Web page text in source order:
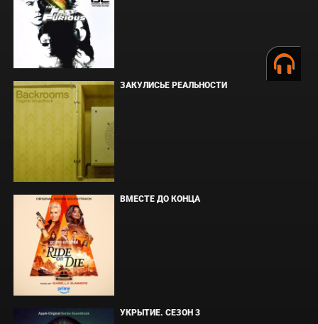
ЗАКУЛИСЬЕ РЕАЛЬНОСТИ
ВМЕСТЕ ДО КОНЦА
УКРЫТИЕ. СЕЗОН 3